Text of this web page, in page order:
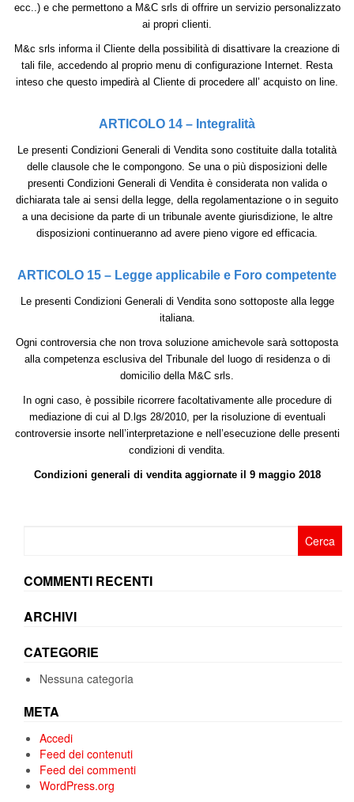
ecc..) e che permettono a M&C srls di offrire un servizio personalizzato
ai propri clienti.
M&c srls informa il Cliente della possibilità di disattivare la creazione di
tali file, accedendo al proprio menu di configurazione Internet. Resta
inteso che questo impedirà al Cliente di procedere all’ acquisto on line.
ARTICOLO 14 – Integralità
Le presenti Condizioni Generali di Vendita sono costituite dalla totalità
delle clausole che le compongono. Se una o più disposizioni delle
presenti Condizioni Generali di Vendita è considerata non valida o
dichiarata tale ai sensi della legge, della regolamentazione o in seguito
a una decisione da parte di un tribunale avente giurisdizione, le altre
disposizioni continueranno ad avere pieno vigore ed efficacia.
ARTICOLO 15 – Legge applicabile e Foro competente
Le presenti Condizioni Generali di Vendita sono sottoposte alla legge
italiana.
Ogni controversia che non trova soluzione amichevole sarà sottoposta
alla competenza esclusiva del Tribunale del luogo di residenza o di
domicilio della M&C srls.
In ogni caso, è possibile ricorrere facoltativamente alle procedure di
mediazione di cui al D.lgs 28/2010, per la risoluzione di eventuali
controversie insorte nell’interpretazione e nell’esecuzione delle presenti
condizioni di vendita.
Condizioni generali di vendita aggiornate il 9 maggio 2018
COMMENTI RECENTI
ARCHIVI
CATEGORIE
Nessuna categoria
META
Accedi
Feed dei contenuti
Feed dei commenti
WordPress.org